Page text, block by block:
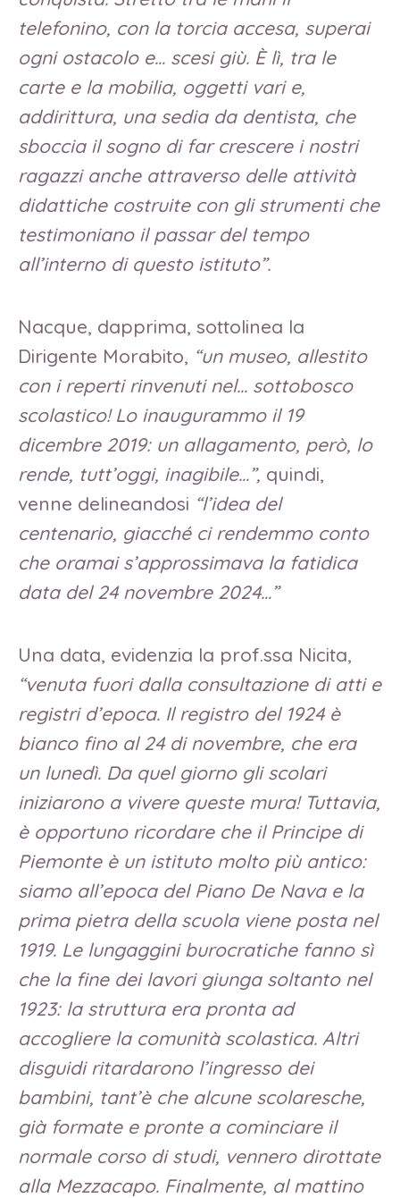
telefonino, con la torcia accesa, superai
ogni ostacolo e… scesi giù. È lì, tra le
carte e la mobilia, oggetti vari e,
addirittura, una sedia da dentista, che
sboccia il sogno di far crescere i nostri
ragazzi anche attraverso delle attività
didattiche costruite con gli strumenti che
testimoniano il passar del tempo
all’interno di questo istituto”.
Nacque, dapprima, sottolinea la
Dirigente Morabito, “un museo, allestito
con i reperti rinvenuti nel… sottobosco
scolastico! Lo inaugurammo il 19
dicembre 2019: un allagamento, però, lo
rende, tutt’oggi, inagibile…”, quindi,
venne delineandosi “l’idea del
centenario, giacché ci rendemmo conto
che oramai s’approssimava la fatidica
data del 24 novembre 2024…”
Una data, evidenzia la prof.ssa Nicita,
“venuta fuori dalla consultazione di atti e
registri d’epoca. Il registro del 1924 è
bianco fino al 24 di novembre, che era
un lunedì. Da quel giorno gli scolari
iniziarono a vivere queste mura! Tuttavia,
è opportuno ricordare che il Principe di
Piemonte è un istituto molto più antico:
siamo all’epoca del Piano De Nava e la
prima pietra della scuola viene posta nel
1919. Le lungaggini burocratiche fanno sì
che la fine dei lavori giunga soltanto nel
1923: la struttura era pronta ad
accogliere la comunità scolastica. Altri
disguidi ritardarono l’ingresso dei
bambini, tant’è che alcune scolaresche,
già formate e pronte a cominciare il
normale corso di studi, vennero dirottate
alla Mezzacapo. Finalmente, al mattino